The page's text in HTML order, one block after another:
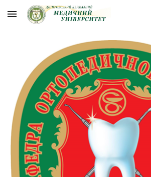
Skip to main content